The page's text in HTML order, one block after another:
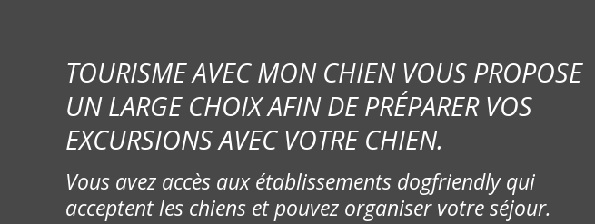
TOURISME AVEC MON CHIEN VOUS PROPOSE
UN LARGE CHOIX AFIN DE PRÉPARER VOS
EXCURSIONS AVEC VOTRE CHIEN.
Vous avez accès aux établissements dogfriendly qui
acceptent les chiens et pouvez organiser votre séjour.